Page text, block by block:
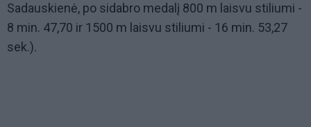
Sadauskienė, po sidabro medalį 800 m laisvu stiliumi -
8 min. 47,70 ir 1500 m laisvu stiliumi - 16 min. 53,27
sek.).